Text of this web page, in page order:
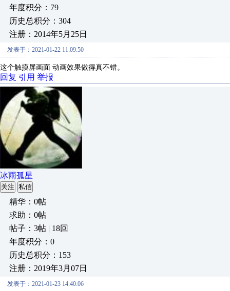
年度积分：79
历史总积分：304
注册：2014年5月25日
发表于：2021-01-22 11:09:50
这个触摸屏画面 动画效果做得真不错。
回复 引用 举报
冰雨孤星
关注 私信
精华：0帖
求助：0帖
帖子：3帖 | 18回
年度积分：0
历史总积分：153
注册：2019年3月07日
发表于：2021-01-23 14:40:06